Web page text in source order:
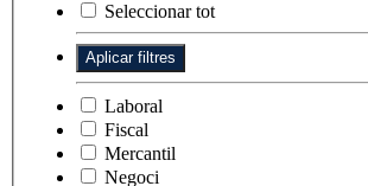
Seleccionar tot
Laboral
Fiscal
Mercantil
Negoci